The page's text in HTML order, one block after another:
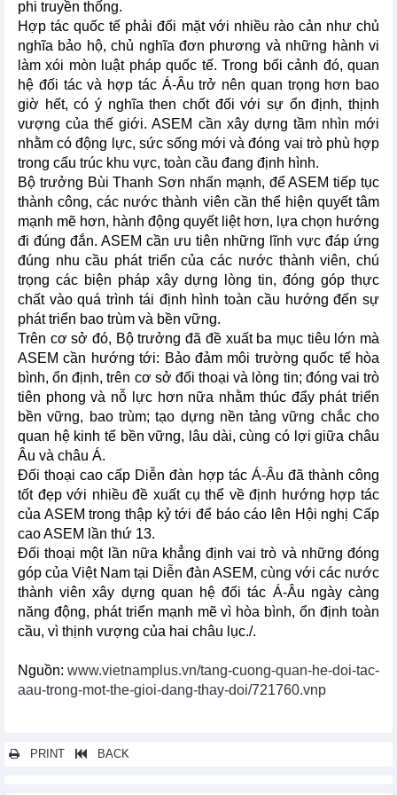
phi truyền thống.
Hợp tác quốc tế phải đối mặt với nhiều rào cản như chủ
nghĩa bảo hộ, chủ nghĩa đơn phương và những hành vi
làm xói mòn luật pháp quốc tế. Trong bối cảnh đó, quan
hệ đối tác và hợp tác Á-Âu trở nên quan trọng hơn bao
giờ hết, có ý nghĩa then chốt đối với sự ổn định, thịnh
vượng của thế giới. ASEM cần xây dựng tầm nhìn mới
nhằm có động lực, sức sống mới và đóng vai trò phù hợp
trong cấu trúc khu vực, toàn cầu đang định hình.
Bộ trưởng Bùi Thanh Sơn nhấn mạnh, để ASEM tiếp tục
thành công, các nước thành viên cần thể hiện quyết tâm
mạnh mẽ hơn, hành động quyết liệt hơn, lựa chọn hướng
đi đúng đắn. ASEM cần ưu tiên những lĩnh vực đáp ứng
đúng nhu cầu phát triển của các nước thành viên, chú
trọng các biện pháp xây dựng lòng tin, đóng góp thực
chất vào quá trình tái định hình toàn cầu hướng đến sự
phát triển bao trùm và bền vững.
Trên cơ sở đó, Bộ trưởng đã đề xuất ba mục tiêu lớn mà
ASEM cần hướng tới: Bảo đảm môi trường quốc tế hòa
bình, ổn định, trên cơ sở đối thoại và lòng tin; đóng vai trò
tiên phong và nỗ lực hơn nữa nhằm thúc đẩy phát triển
bền vững, bao trùm; tạo dựng nền tảng vững chắc cho
quan hệ kinh tế bền vững, lâu dài, cùng có lợi giữa châu
Âu và châu Á.
Đối thoại cao cấp Diễn đàn hợp tác Á-Âu đã thành công
tốt đẹp với nhiều đề xuất cụ thể về định hướng hợp tác
của ASEM trong thập kỷ tới để báo cáo lên Hội nghị Cấp
cao ASEM lần thứ 13.
Đối thoại một lần nữa khẳng định vai trò và những đóng
góp của Việt Nam tại Diễn đàn ASEM, cùng với các nước
thành viên xây dựng quan hệ đối tác Á-Âu ngày càng
năng động, phát triển mạnh mẽ vì hòa bình, ổn định toàn
cầu, vì thịnh vượng của hai châu lục./.
Nguồn: www.vietnamplus.vn/tang-cuong-quan-he-doi-tac-
aau-trong-mot-the-gioi-dang-thay-doi/721760.vnp
PRINT BACK